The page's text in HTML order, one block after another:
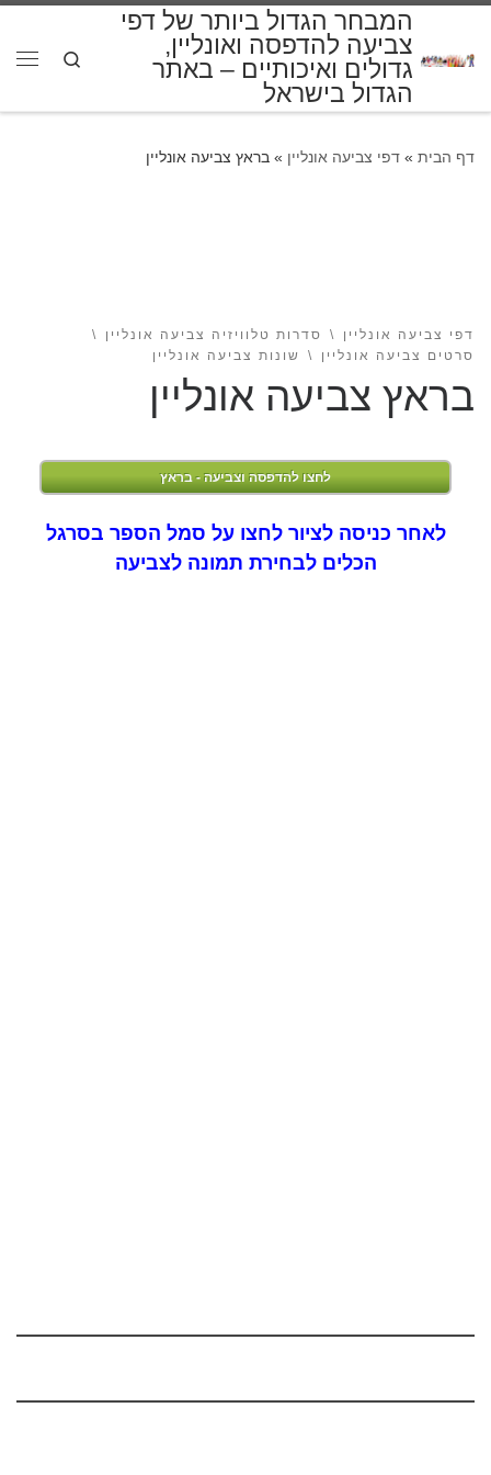
המבחר הגדול ביותר של דפי
צביעה להדפסה ואונליין,
גדולים ואיכותיים – באתר
הגדול בישראל
Search
דף הבית » דפי צביעה אונליין » בראץ צביעה אונליין
דפי צביעה אונליין
סדרות טלוויזיה צביעה אונליין
סרטים צביעה אונליין
שונות צביעה אונליין
בראץ צביעה אונליין
לחצו להדפסה וצביעה - בראץ
לאחר כניסה לציור לחצו על סמל הספר בסרגל
הכלים לבחירת תמונה לצביעה